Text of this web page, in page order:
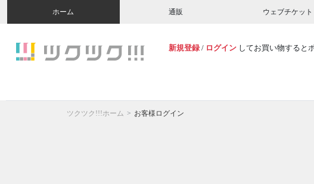
ホーム 通販 ウェブチケット
新規登録 / ログイン してお買い物すると
ツクツク!!!ホーム お客様ログイン